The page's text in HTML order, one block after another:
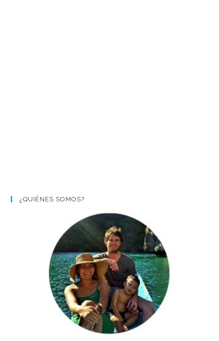
¿QUIÉNES SOMOS?